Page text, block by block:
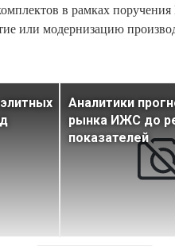
в рамках
или модернизацию
Аналитики
рынка ИЖС до
показателей